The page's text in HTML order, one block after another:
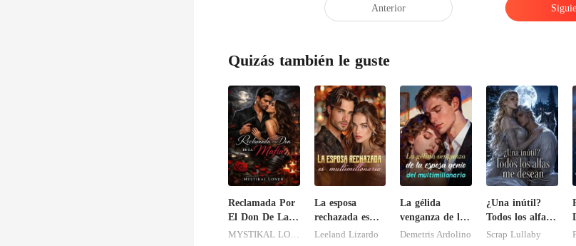
Anterior
Quizás también le guste
Reclamada Por
El Don De La
Mafia
La esposa
rechazada es
multimillonaria
Leeland Lizardo
La gélida
venganza de la
esposa genio del
Demetris Ardolino
¿Una inútil?
Todos los alfas
me desean
Scrap Lullaby